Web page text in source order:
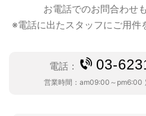
お電話でのお問合わせ
※電話に出たスタッフにご用件
電話： 03-
営業時間：am09:00～pm6:00